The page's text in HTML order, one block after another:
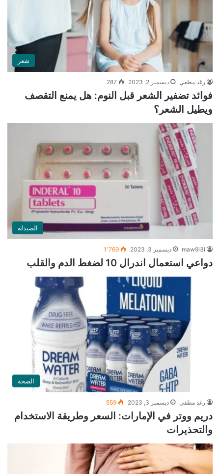
شعر
رغد مطفي ديسمبر 2, 2023 287
فوائد تضفير الشعر قبل النوم: هل يمنع التقصف
ويطيل الشعر؟
الصيدلة
maw9i3i ديسمبر 3, 2023 1٬769
دواعي استعمال اندرال 10 لضغط الدم والقلب
الصحة
رغد مطفي ديسمبر 3, 2023 559
دريم ووتر في الإمارات: السعر وطريقة الاستخدام
والتحذيرات